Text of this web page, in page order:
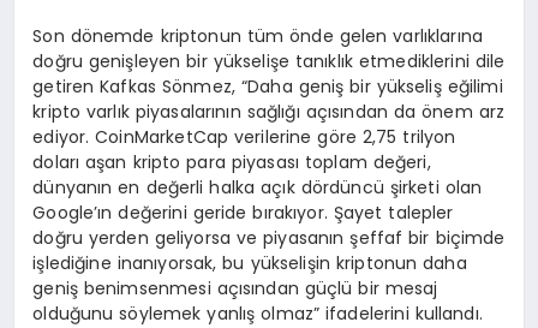
Son dönemde kriptonun tüm önde gelen varlıklarına
doğru genişleyen bir yükselişe tanıklık etmediklerini dile
getiren Kafkas Sönmez, “Daha geniş bir yükseliş eğilimi
kripto varlık piyasalarının sağlığı açısından da önem arz
ediyor. CoinMarketCap verilerine göre 2,75 trilyon
doları aşan kripto para piyasası toplam değeri,
dünyanın en değerli halka açık dördüncü şirketi olan
Google’ın değerini geride bırakıyor. Şayet talepler
doğru yerden geliyorsa ve piyasanın şeffaf bir biçimde
işlediğine inanıyorsak, bu yükselişin kriptonun daha
geniş benimsenmesi açısından güçlü bir mesaj
olduğunu söylemek yanlış olmaz” ifadelerini kullandı.